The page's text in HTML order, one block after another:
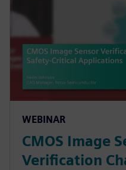
WEBINAR
CMOS Image
Verification